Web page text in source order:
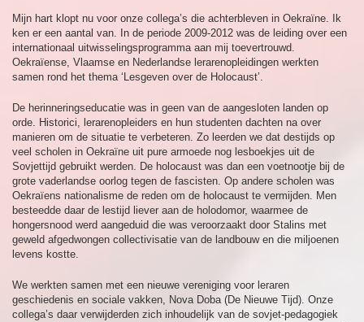
Mijn hart klopt nu voor onze collega’s die achterbleven in Oekraïne. Ik
ken er een aantal van. In de periode 2009-2012 was de leiding over een
internationaal uitwisselingsprogramma aan mij toevertrouwd.
Oekraïense, Vlaamse en Nederlandse lerarenopleidingen werkten
samen rond het thema ‘Lesgeven over de Holocaust’.
De herinneringseducatie was in geen van de aangesloten landen op
orde. Historici, lerarenopleiders en hun studenten dachten na over
manieren om de situatie te verbeteren. Zo leerden we dat destijds op
veel scholen in Oekraïne uit pure armoede nog lesboekjes uit de
Sovjettijd gebruikt werden. De holocaust was dan een voetnootje bij de
grote vaderlandse oorlog tegen de fascisten. Op andere scholen was
Oekraïens nationalisme de reden om de holocaust te vermijden. Men
besteedde daar de lestijd liever aan de holodomor, waarmee de
hongersnood werd aangeduid die was veroorzaakt door Stalins met
geweld afgedwongen collectivisatie van de landbouw en die miljoenen
levens kostte.
We werkten samen met een nieuwe vereniging voor leraren
geschiedenis en sociale vakken, Nova Doba (De Nieuwe Tijd). Onze
collega’s daar verwijderden zich inhoudelijk van de sovjet-pedagogiek